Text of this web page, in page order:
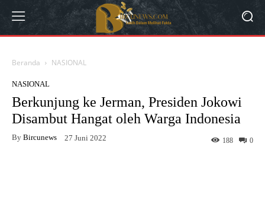
Beranda NASIONAL
NASIONAL
Berkunjung ke Jerman, Presiden Jokowi
Disambut Hangat oleh Warga Indonesia
By Bircunews 27 Juni 2022 0
188